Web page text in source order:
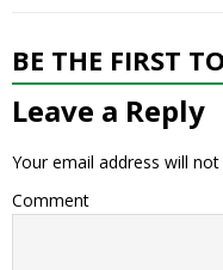
BE THE FIRST
Leave a Reply
Your email address will not
Comment